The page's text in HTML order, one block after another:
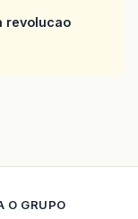
revolucao
O GRUPO